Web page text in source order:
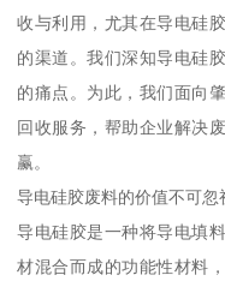
收与利用，尤其在导电硅
的渠道。我们深知导电硅
的痛点。为此，我们面向
回收服务，帮助企业解决
赢。
导电硅胶废料的价值不可忽
导电硅胶是一种将导电填
材混合而成的功能性材料